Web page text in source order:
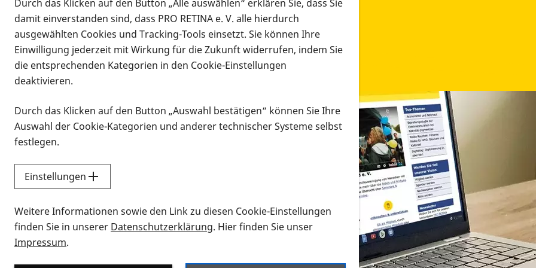
Infomaterial
Infomaterial
Vorlesen
Alle Infomaterialien in verschiedenen Formaten an
Sie möchten wissen, wie Sie nach Infonmaterial suchen und dieses bestellen bzw. herunterladen
Durch das Klicken auf den Button „Alle auswählen“ erklären Sie, dass Sie
damit einverstanden sind, dass PRO RETINA e. V. alle hierdurch
ausgewählten Cookies und Tracking-Tools einsetzt. Sie können Ihre
Einwilligung jederzeit mit Wirkung für die Zukunft widerrufen, indem Sie
die entsprechenden Kategorien in den Cookie-Einstellungen
deaktivieren.
Durch das Klicken auf den Button „Auswahl bestätigen“ können Sie Ihre
Auswahl der Cookie-Kategorien und anderer technischer Systeme selbst
festlegen.
Einstellungen
Weitere Informationen sowie den Link zu diesen Cookie-Einstellungen
finden Sie in unserer Datenschutzerklärung. Hier finden Sie unser
Impressum.